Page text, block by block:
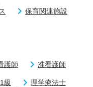
保育関連施設
護師
准看護師
級
理学療法士